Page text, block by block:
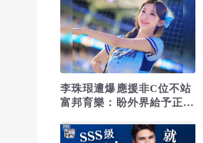
李珠珢遭爆應援非C位不站
富邦育樂：盼外界給予正面
PR